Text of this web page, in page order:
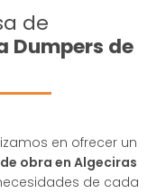
de
Dumpers de
en ofrecer un
obra en Algeciras
de cada